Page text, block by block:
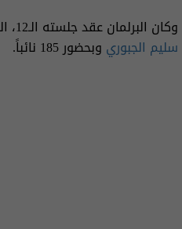
وكان البرلمان عقد جلسته الـ12، اليوم الاثنين، برئاسة
سليم الجبوري وبحضور 185 نائباً.